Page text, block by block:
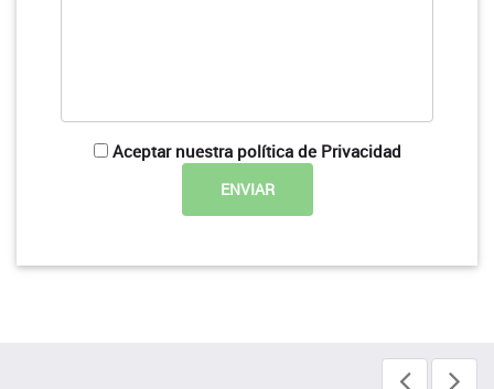
Aceptar nuestra política de Privacidad